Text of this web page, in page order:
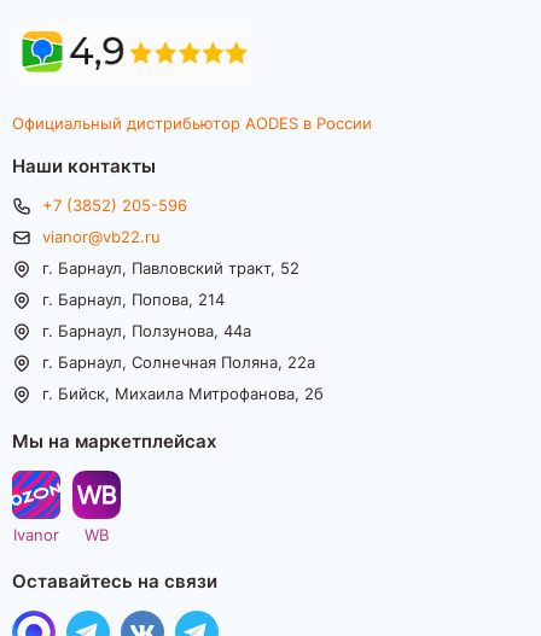
Официальный дистрибьютор AODES в России
Наши контакты
+7 (3852) 205-596
vianor@vb22.ru
г. Барнаул, Павловский тракт, 52
г. Барнаул, Попова, 214
г. Барнаул, Ползунова, 44а
г. Барнаул, Солнечная Поляна, 22а
г. Бийск, Михаила Митрофанова, 2б
Мы на маркетплейсах
Ivanor WB
Оставайтесь на связи